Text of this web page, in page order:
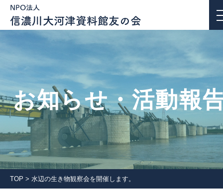
お知らせ・活動報告
私たちについて
活動紹介
団体会員一覧
入会案内
お知らせ・活動報
TOP > 水辺の生き物観察会を開催します。